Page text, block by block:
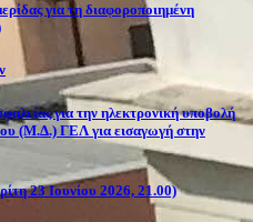
για τη διαφοροποιημένη
για την ηλεκτρονική υποβολή
(Μ.Δ.) ΓΕΛ για εισαγωγή στην
23 Ιουνίου 2026, 21.00)